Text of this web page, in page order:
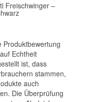
Freischwinger –
Produktbewertung
Echtheit
ist, dass
stammen,
auch
Die Überprüfung